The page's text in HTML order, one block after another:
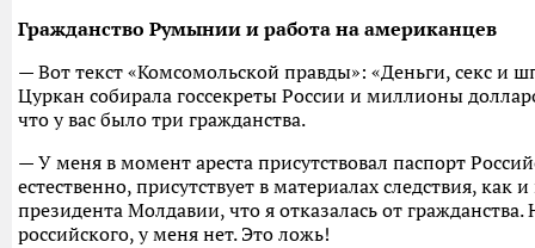
Гражданство Румынии и работа на американцев
— Вот текст «Комсомольской правды»: «Деньги, секс и
Цуркан собирала госсекреты России и миллионы
что у вас было три гражданства.
— У меня в момент ареста присутствовал паспорт
естественно, присутствует в материалах следствия, как
президента Молдавии, что я отказалась от
российского, у меня нет. Это ложь!